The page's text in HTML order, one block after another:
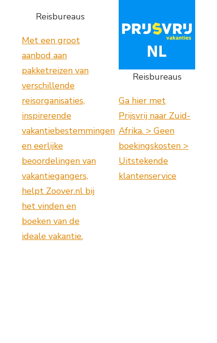
Reisbureaus
Met een groot
aanbod aan
pakketreizen van
verschillende
reisorganisaties,
inspirerende
vakantiebestemmingen
en eerlijke
beoordelingen van
vakantiegangers,
helpt Zoover.nl bij
het vinden en
boeken van de
ideale vakantie.
Reisbureaus
Ga hier met
Prijsvrij naar Zuid-
Afrika. > Geen
boekingskosten >
Uitstekende
klantenservice